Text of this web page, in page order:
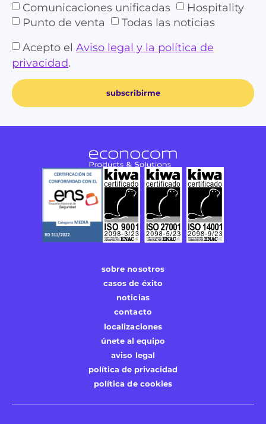
Comunicaciones unificadas
Hospitality
Punto de venta
Todas las noticias
Acepto el Aviso legal y la política de
privacidad.
subscribirme
sobre nosotros
casos de éxito
noticias
contacto
localizaciones
únete al equipo
aviso legal
política de privacidad
política de cookies